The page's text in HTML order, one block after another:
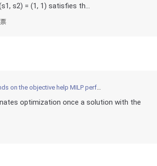
s2) = (1, 1) satisfies th...
objective help MILP performance?
optimization once a solution with the